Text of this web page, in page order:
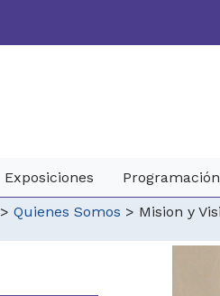
Exposiciones Programación
> Quienes Somos > Mision y